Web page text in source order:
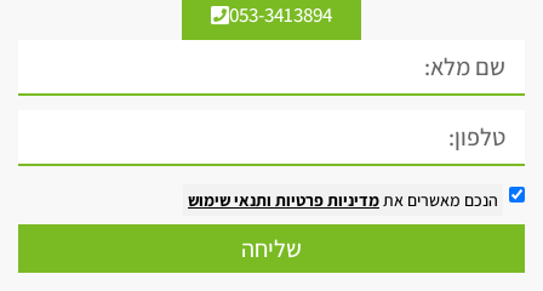
053-3413894
הנכם מאשרים אתמדיניות פרטיות ותנאי שימוש
שליחה